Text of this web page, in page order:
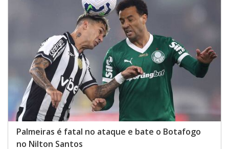
Palmeiras é fatal no ataque e bate o Botafogo
no Nilton Santos